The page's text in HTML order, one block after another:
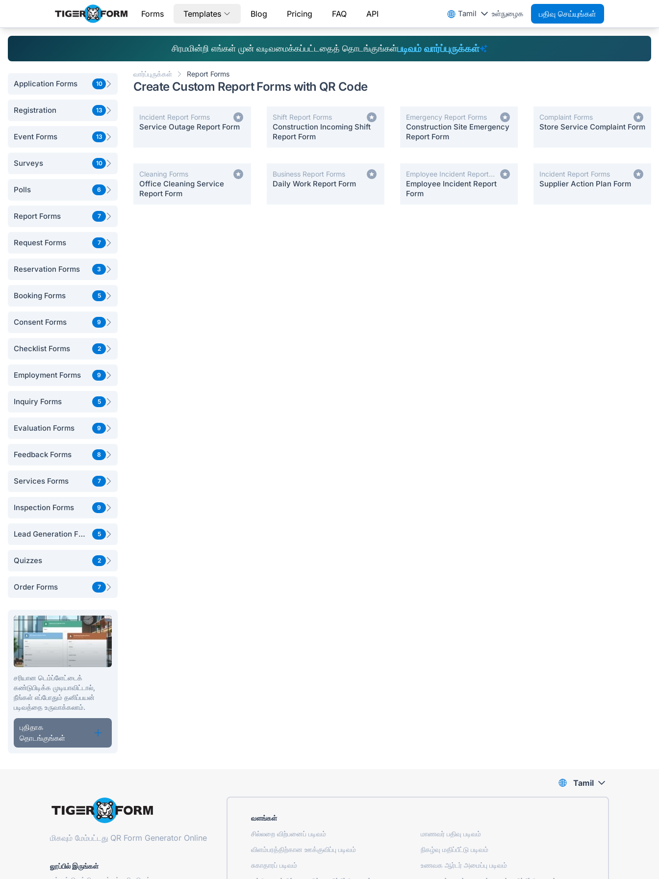
Forms Templates Blog Pricing FAQ API Tamil உள்நுழைக பதிவு செய்யுங்கள்
சிரமமின்றி எங்கள் முன் வடிவமைக்கப்பட்டதைத் தொடங்குங்கள்படிவம் வார்ப்புருக்கள்
Application Forms 10
Registration 13
Event Forms 13
Surveys 10
Polls 6
Report Forms 7
Request Forms 7
Reservation Forms 3
Booking Forms 5
Consent Forms 9
Checklist Forms 2
Employment Forms 9
Inquiry Forms 5
Evaluation Forms 9
Feedback Forms 8
Services Forms 7
Inspection Forms 9
Lead Generation Forms 5
Quizzes 2
Order Forms 7
சரியான டெம்ப்ளேட்டைக்
கண்டுபிடிக்க முடியாவிட்டால்,
நீங்கள் எப்போதும் தனிப்பயன்
படிவத்தை உருவாக்கலாம்.
புதிதாக
தொடங்குங்கள்
வார்ப்புருக்கள் Report Forms
Create Custom Report Forms with QR Code
Incident Report Forms
Service Outage Report Form
Shift Report Forms
Construction Incoming Shift
Report Form
Emergency Report Forms
Construction Site Emergency
Report Form
Complaint Forms
Store Service Complaint Form
Cleaning Forms
Office Cleaning Service
Report Form
Business Report Forms
Daily Work Report Form
Employee Incident Report
Forms
Employee Incident Report
Form
Incident Report Forms
Supplier Action Plan Form
மிகவும் மேம்பட்டது QR Form Generator Online
லூப்பில் இருங்கள்
வளங்கள்
சில்லறை விற்பனைப் படிவம்
மாணவர் பதிவு படிவம்
விளம்பரத்திற்கான ஊக்குவிப்பு படிவம்
நிகழ்வு மதிப்பீட்டு படிவம்
சுகாதாரப் படிவம்
உணவக ஆர்டர் அமைப்பு படிவம்
Tamil